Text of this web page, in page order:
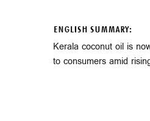
ENGLISH SUMMARY:
Kerala coconut oil is
to consumers amid